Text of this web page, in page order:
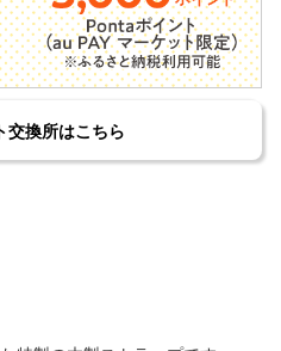
交換所はこちら